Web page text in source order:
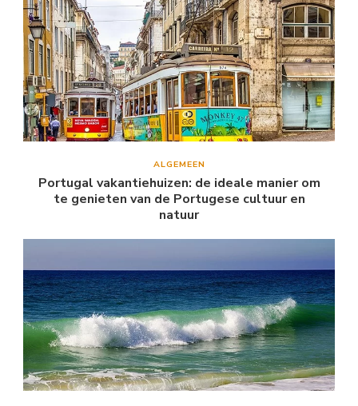
ALGEMEEN
Portugal vakantiehuizen: de ideale manier om
te genieten van de Portugese cultuur en
natuur